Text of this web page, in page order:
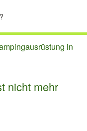
in
nicht mehr